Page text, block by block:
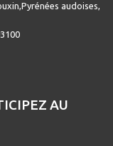
audoises,
AU